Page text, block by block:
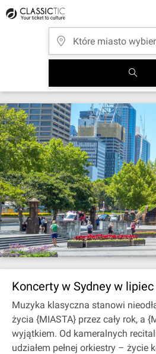
Koncerty w Sydney w
Muzyka klasyczna stanowi
życia {MIASTA} przez cały rok, a
wyjątkiem. Od kameralnych
udziałem pełnej orkiestry – życie